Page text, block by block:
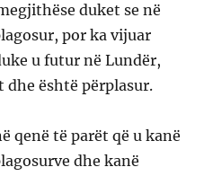
duket se në
por ka vijuar
u futur në Lundër,
është përplasur.
qenë të parët që u kanë
dhe kanë